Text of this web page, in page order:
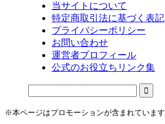
当サイトについて
特定商取引法に基づく表記
プライバシーポリシー
お問い合わせ
運営者プロフィール
公式のお役立ちリンク集
※本ページはプロモーションが含まれています